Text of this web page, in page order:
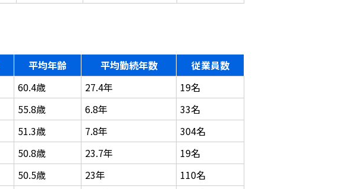
平均年齢 平均勤続年数
従業員数
60.4歳 27.4年
19名
55.8歳 6.8年
33名
51.3歳 7.8年
304名
50.8歳 23.7年
19名
50.5歳 23年
110名